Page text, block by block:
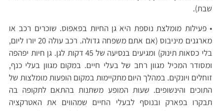
שבת).
• פעילות מומלצת נוספת היא גן החיות בפאפוס. שוכרים רכב או
מארגנים מיניבוס (אם אתם משפחה גדולה. רכב עולה 20 יורו ליום,
בלי כסאות תינוק) ומגיעים בנסיעה של 45 דקות לגן. גן חיות יפהפה
ומסודר המכיל מגוון רחב של בעלי חיים. במקום מגוון בעלי כנף,
זוחלים ויונקים. במהלך היום מתקיימות במקום הופעות מומלצות של
התוכים והינשופים. שעות המופע משתנות בהתאם לתקופה בה
תבקרו בפארק ובנוסף לבעלי החיים שמהווים את האטרקציה